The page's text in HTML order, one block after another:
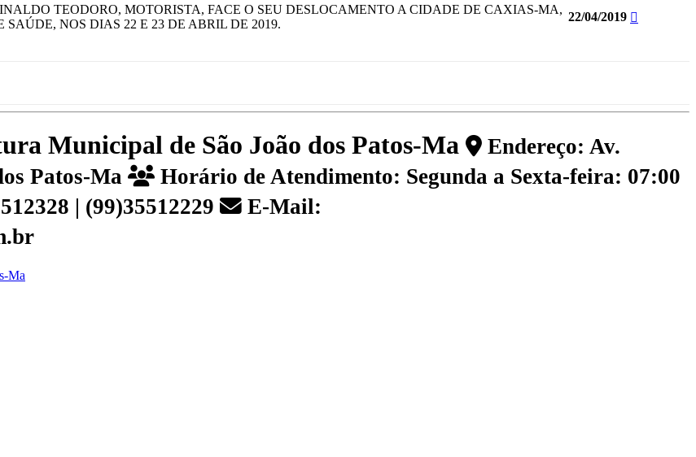
TEODORO, MOTORISTA, FACE O SEU DESLOCAMENTO A CIDADE DE CAXIAS-MA,
NOS DIAS 22 E 23 DE ABRIL DE 2019.
22/04/2019
Municipal de São João dos Patos-Ma
Endereço: Av.
Patos-Ma
Horário de Atendimento: Segunda a Sexta-feira: 07:00
| (99)35512229
E-Mail:
Ma